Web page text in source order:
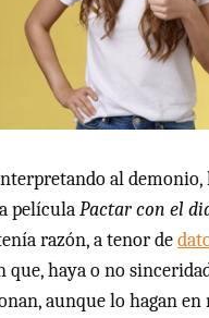
al demonio,
películaPactar con el
razón, a tenor de
que, haya o no
aunque lo hagan en